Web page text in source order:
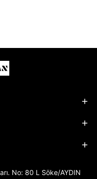
No: 80 L Söke/AYDIN